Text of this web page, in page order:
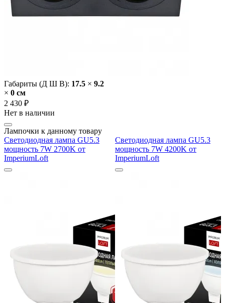
Габариты (Д Ш В): 17.5 × 9.2
× 0 cм
2 430 ₽
Нет в наличии
Лампочки к данному товару
Светодиодная лампа GU5.3
мощность 7W 2700K от
ImperiumLoft
Светодиодная лампа GU5.3
мощность 7W 4200K от
ImperiumLoft